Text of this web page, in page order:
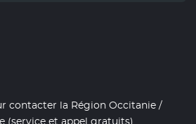
contacter la Région Occitanie /
(service et appel gratuits)